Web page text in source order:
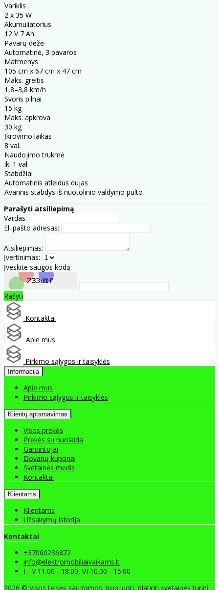
Variklis
2 x 35 W
Akumuliatorius
12 V 7 Ah
Pavarų dėžė
Automatinė, 3 pavaros
Matmenys
105 cm x 67 cm x 47 cm
Maks. greitis
1,8–3,8 km/h
Svoris pilnai
15 kg
Maks. apkrova
30 kg
Įkrovimo laikas
8 val.
Naudojimo trukmė
iki 1 val.
Stabdžiai
Automatinis atleidus dujas
Avarinis stabdys iš nuotolinio valdymo pulto
Parašyti atsiliepimą
Vardas:
El. pašto adresas:
Atsiliepimas:
Įvertinimas:
Įveskite saugos kodą:
Rašyti
Kontaktai
Apie mus
Pirkimo sąlygos ir taisyklės
Informacija
Apie mus
Pirkimo sąlygos ir taisyklės
Klientų aptarnavimas
Visos prekės
Prekės su nuolaida
Gamintojai
Dovanų kuponai
Svetainės medis
Kontaktai
Klientams
Klientams
Užsakymų istorija
Kontaktai
+37060236872
info@elektromobiliaivaikams.lt
I - V 11.00 - 18.00, VI 10.00 - 15.00
2026 © Visos teisės saugomos. Kopijuoti, platinti svetainės turinį